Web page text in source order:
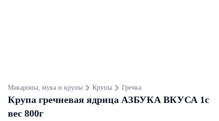
Макароны, мука и крупы Крупы Гречка
Крупа гречневая ядрица АЗБУКА ВКУСА 1с
вес 800г